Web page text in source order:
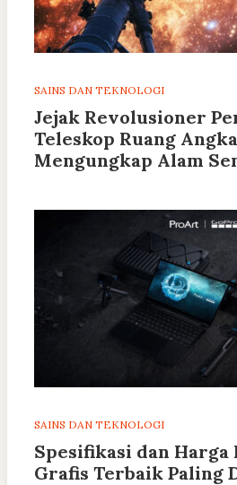
SAINS DAN TEKNOLOGI
Jejak Revolusioner
Teleskop Ruang
Mengungkap Alam
SAINS DAN TEKNOLOGI
Spesifikasi dan Harga
Grafis Terbaik Paling